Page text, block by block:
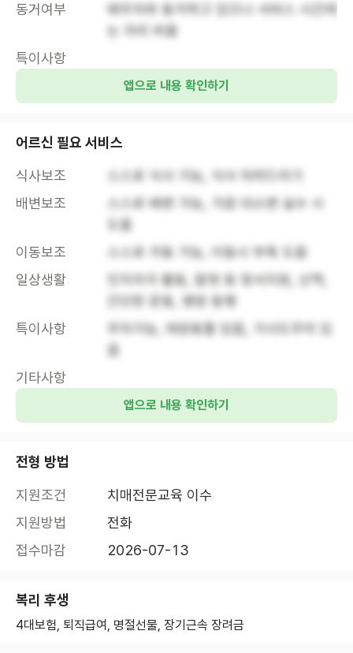
동거여부
배우자와 동거하고 있으나 서비스 시간에
는 자리 비움
특이사항
앱으로 내용 확인하기
어르신 필요 서비스
식사보조
스스로 식사 가능, 식사 차려드리기
배변보조
스스로 배변 가능, 가끔 대소변 실수 시
도움
이동보조
스스로 거동 가능, 이동시 부축 도움
일상생활
인지자극 활동, 말벗 등 정서지원, 산책,
간단한 운동, 병원 동행
특이사항
주차가능, 애완동물 있음, 가사도우미 있
음
기타사항
앱으로 내용 확인하기
전형 방법
지원조건
치매전문교육 이수
지원방법
전화
접수마감
2026-07-13
복리 후생
4대보험, 퇴직급여, 명절선물, 장기근속 장려금